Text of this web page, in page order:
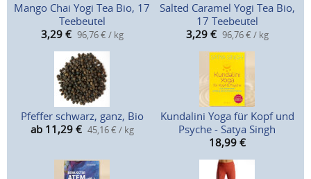
Mango Chai Yogi Tea Bio, 17
Teebeutel
3,29 € 96,76 € / kg
Salted Caramel Yogi Tea Bio,
17 Teebeutel
3,29 € 96,76 € / kg
Pfeffer schwarz, ganz, Bio
ab 11,29 € 45,16 € / kg
Kundalini Yoga für Kopf und
Psyche - Satya Singh
18,99 €